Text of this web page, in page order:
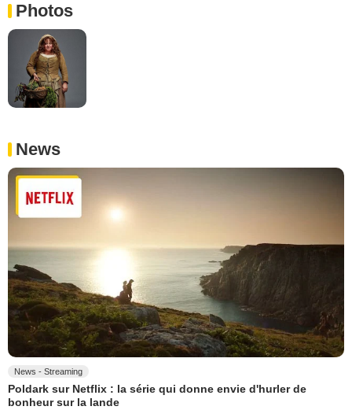
Photos
News
News - Streaming
Poldark sur Netflix : la série qui donne envie d'hurler de
bonheur sur la lande